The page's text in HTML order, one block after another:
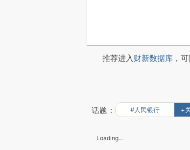
推荐进入财新数据库 ，
话题： #人民银行 +
Loading...